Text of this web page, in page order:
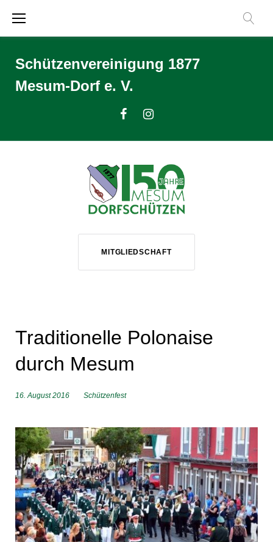
Schützenvereinigung 1877
Mesum-Dorf e. V.
MITGLIEDSCHAFT
Traditionelle Polonaise
durch Mesum
16. August 2016 Schützenfest